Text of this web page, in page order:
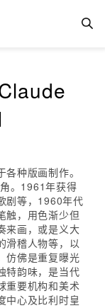
种版画制作。
。1961年获得
剧等，1960年代
触，用色渐少但
来画，或是义大
滑稽人物等，以
仿佛是重复曝光
特韵味，是当代
重要机构和美术
中心及比利时皇